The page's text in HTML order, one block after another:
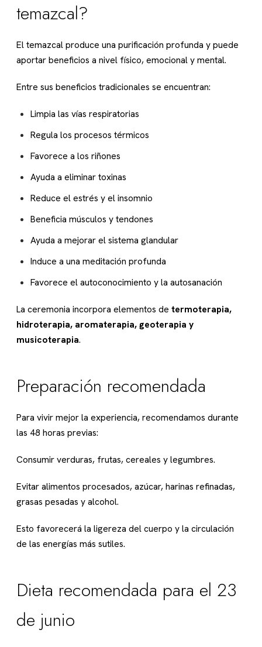
temazcal?
El temazcal produce una purificación profunda y puede
aportar beneficios a nivel físico, emocional y mental.
Entre sus beneficios tradicionales se encuentran:
Limpia las vías respiratorias
Regula los procesos térmicos
Favorece a los riñones
Ayuda a eliminar toxinas
Reduce el estrés y el insomnio
Beneficia músculos y tendones
Ayuda a mejorar el sistema glandular
Induce a una meditación profunda
Favorece el autoconocimiento y la autosanación
La ceremonia incorpora elementos de termoterapia,
hidroterapia, aromaterapia, geoterapia y
musicoterapia.
Preparación recomendada
Para vivir mejor la experiencia, recomendamos durante
las 48 horas previas:
Consumir verduras, frutas, cereales y legumbres.
Evitar alimentos procesados, azúcar, harinas refinadas,
grasas pesadas y alcohol.
Esto favorecerá la ligereza del cuerpo y la circulación
de las energías más sutiles.
Dieta recomendada para el 23
de junio